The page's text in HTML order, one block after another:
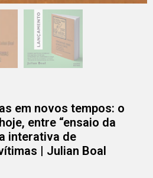
em novos tempos: o
entre “ensaio da
interativa de
| Julian Boal